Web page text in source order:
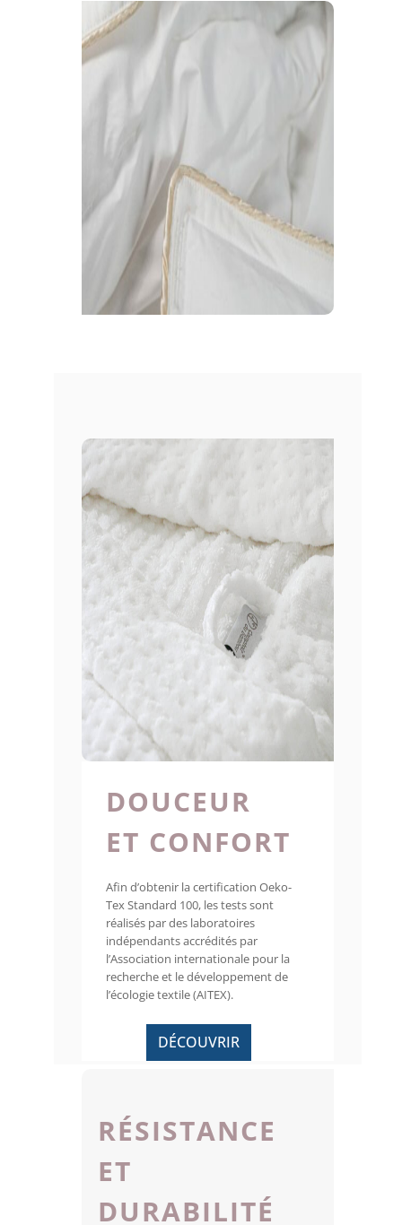
DOUCEUR
ET CONFORT
Afin d’obtenir la certification Oeko-
Tex Standard 100, les tests sont
réalisés par des laboratoires
indépendants accrédités par
l’Association internationale pour la
recherche et le développement de
l’écologie textile (AITEX).
DÉCOUVRIR
RÉSISTANCE
ET
DURABILITÉ